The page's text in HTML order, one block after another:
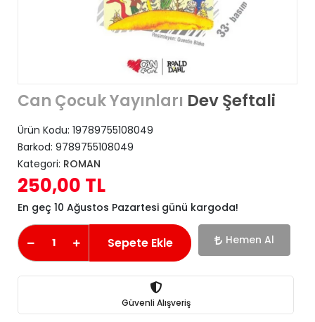
Can Çocuk Yayınları Dev Şeftali
Ürün Kodu: 19789755108049
Barkod: 9789755108049
Kategori: ROMAN
250,00 TL
En geç 10 Ağustos Pazartesi günü kargoda!
Sepete Ekle Hemen Al
Güvenli Alışveriş